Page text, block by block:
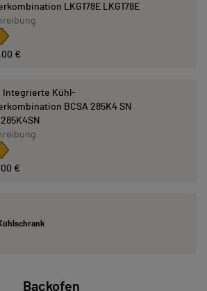
LKG178E LKG178E
€
Integrierte Kühl-
BCSA 285K4 SN
€
Backofen